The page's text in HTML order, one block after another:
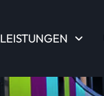
LEISTUNGEN